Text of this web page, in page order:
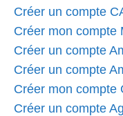
Créer un compte
Créer mon compte
Créer un compte
Créer un compte
Créer mon compte
Créer un compte